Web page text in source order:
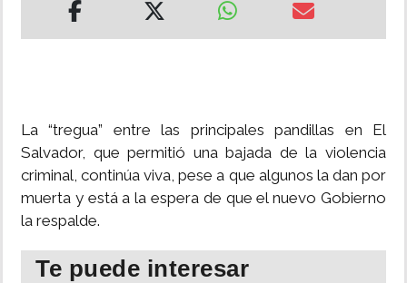
DEPORTES
INSÓLITAS
MULTIMEDIA
IMPRESO
La “tregua” entre las principales pandillas en El
Salvador, que permitió una bajada de la violencia
criminal, continúa viva, pese a que algunos la dan por
muerta y está a la espera de que el nuevo Gobierno
la respalde.
Te puede interesar